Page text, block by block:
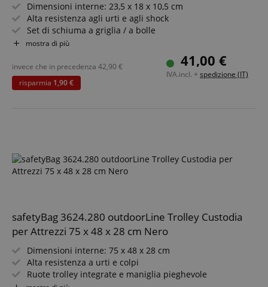
Dimensioni interne: 23,5 x 18 x 10,5 cm
Alta resistenza agli urti e agli shock
Set di schiuma a griglia / a bolle
Valvole automatiche di compensazione della pressione
mostra di più
41,00 €
IVA.incl. + spedizione (IT)
invece che in precedenza 42,90 €
risparmia 1,90 €
safetyBag 3624.280 outdoorLine Trolley Custodia
per Attrezzi 75 x 48 x 28 cm Nero
Dimensioni interne: 75 x 48 x 28 cm
Alta resistenza a urti e colpi
Ruote trolley integrate e maniglia pieghevole